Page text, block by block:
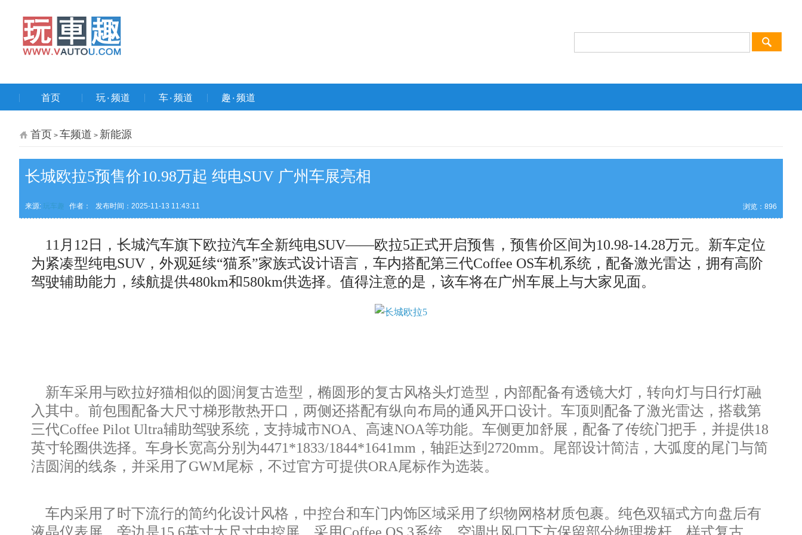
首页 玩۰频道 车۰频道 趣۰频道
首页 > 车频道 > 新能源
长城欧拉5预售价10.98万起 纯电SUV 广州车展亮相
来源: 玩车趣 作者： 发布时间：2025-11-13 11:43:11 浏览： 896
11月12日，长城汽车旗下欧拉汽车全新纯电SUV——欧拉5正式开启预售，预售价区间为10.98-14.28万元。新车定位
为紧凑型纯电SUV，外观延续“猫系”家族式设计语言，车内搭配第三代Coffee OS车机系统，配备激光雷达，拥有高阶
驾驶辅助能力，续航提供480km和580km供选择。值得注意的是，该车将在广州车展上与大家见面。
新车采用与欧拉好猫相似的圆润复古造型，椭圆形的复古风格头灯造型，内部配备有透镜大灯，转向灯与日行灯融
入其中。前包围配备大尺寸梯形散热开口，两侧还搭配有纵向布局的通风开口设计。车顶则配备了激光雷达，搭载第
三代Coffee Pilot Ultra辅助驾驶系统，支持城市NOA、高速NOA等功能。车侧更加舒展，配备了传统门把手，并提供18
英寸轮圈供选择。车身长宽高分别为4471*1833/1844*1641mm，轴距达到2720mm。尾部设计简洁，大弧度的尾门与简
洁圆润的线条，并采用了GWM尾标，不过官方可提供ORA尾标作为选装。
车内采用了时下流行的简约化设计风格，中控台和车门内饰区域采用了织物网格材质包裹。纯色双辐式方向盘后有